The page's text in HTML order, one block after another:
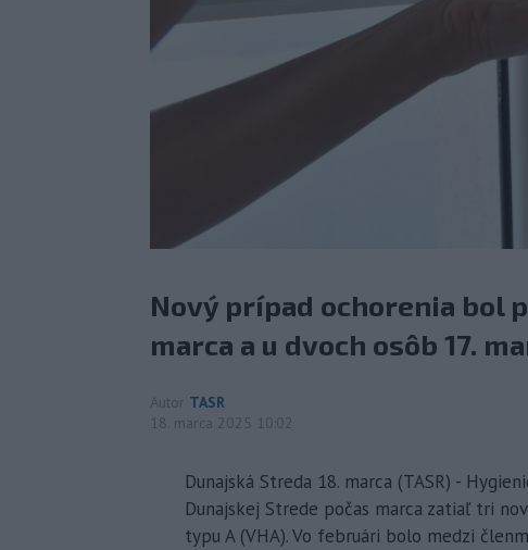
Nový prípad ochorenia bol
marca a u dvoch osôb 17.
Autor TASR
18. marca 2025 10:02
Dunajská Streda 18. marca (TASR) -
Dunajskej Strede počas marca zatiaľ tri
typu A (VHA). Vo februári bolo medzi